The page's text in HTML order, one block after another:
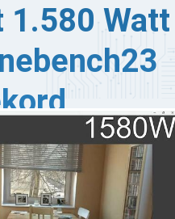
1.580 Watt
von Testberichten der
haben
große Fortschritte
haben sie die CPUs
Rekorde aufgestellt,